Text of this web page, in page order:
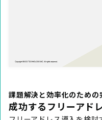
課題解決と効率化のための
成功するフリーアド